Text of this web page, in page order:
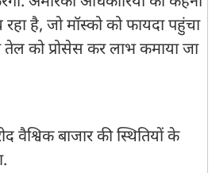
है, जो मॉस्को को फायदा पहुंचा
तेल को प्रोसेस कर लाभ कमाया जा
बाजार की स्थितियों के